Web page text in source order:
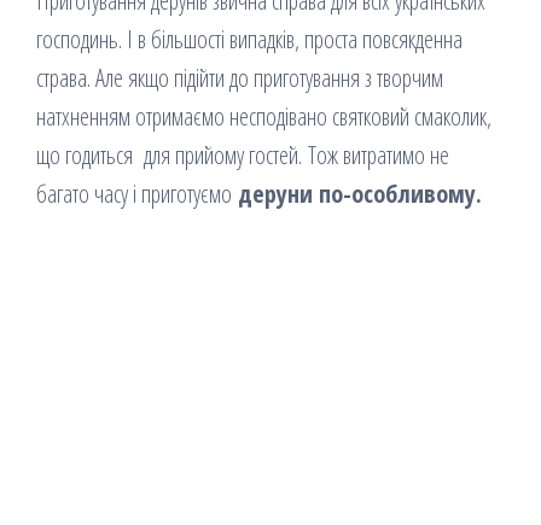
господинь. І в більшості випадків, проста повсякденна
страва. Але якщо підійти до приготування з творчим
натхненням отримаємо несподівано святковий смаколик,
що годиться для прийому гостей. Тож витратимо не
багато часу і приготуємо деруни по-особливому.